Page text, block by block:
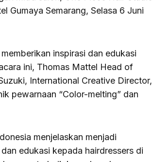
Gumaya Semarang, Selasa 6 Juni
inspirasi dan edukasi
ini, Thomas Mattel Head of
International Creative Director,
pewarnaan “Color-melting” dan
menjelaskan menjadi
edukasi kepada hairdressers di